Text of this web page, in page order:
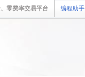
零费率交易平台 编程助手